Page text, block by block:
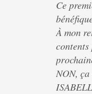
Ce
À mon
NON,